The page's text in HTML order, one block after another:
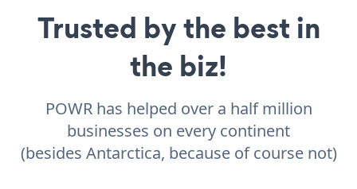
Trusted by the best in
the biz!
POWR has helped over a half million
businesses on every continent
(besides Antarctica, because of course not)